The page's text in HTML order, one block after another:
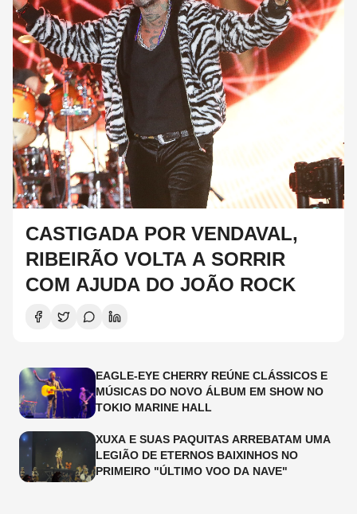
CASTIGADA POR VENDAVAL,
RIBEIRÃO VOLTA A SORRIR
COM AJUDA DO JOÃO ROCK
EAGLE-EYE CHERRY REÚNE CLÁSSICOS E
MÚSICAS DO NOVO ÁLBUM EM SHOW NO
TOKIO MARINE HALL
XUXA E SUAS PAQUITAS ARREBATAM UMA
LEGIÃO DE ETERNOS BAIXINHOS NO
PRIMEIRO "ÚLTIMO VOO DA NAVE"